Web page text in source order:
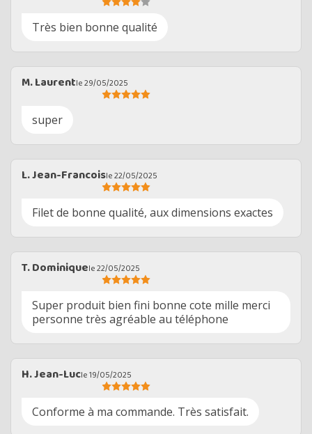
Très bien bonne qualité
M. Laurentle 29/05/2025
super
L. Jean-Francoisle 22/05/2025
Filet de bonne qualité, aux dimensions exactes
T. Dominiquele 22/05/2025
Super produit bien fini bonne cote mille merci
personne très agréable au téléphone
H. Jean-Lucle 19/05/2025
Conforme à ma commande. Très satisfait.